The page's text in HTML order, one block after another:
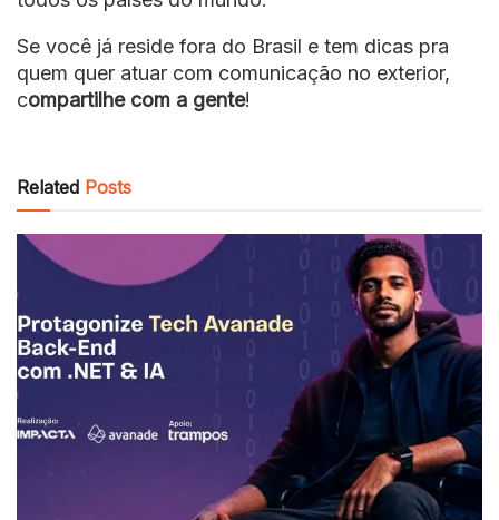
Se você já reside fora do Brasil e tem dicas pra
quem quer atuar com comunicação no exterior,
compartilhe com a gente!
Related Posts